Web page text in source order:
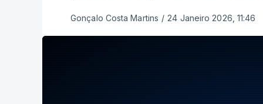
Gonçalo Costa Martins / 24 Janeiro 2026, 11:46